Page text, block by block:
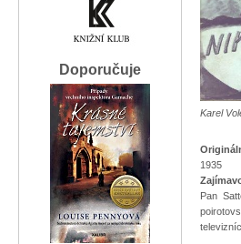
Karel
1935
Pan
Doporučuje